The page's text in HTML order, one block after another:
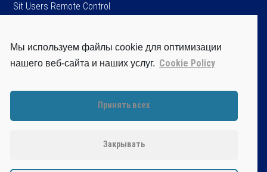
Sit Users Remote Control
Viale dell’Industria, 34
Cap.soc. Є 96.151.920,60 i.v.
Мы используем файлы cookie для оптимизации
нашего веб-сайта и наших услуг. Cookie Policy
Принять всех
Закрывать